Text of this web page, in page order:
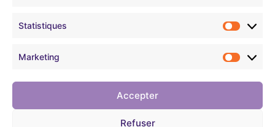
Statistiques
Marketing
Accepter
Refuser
Règlement intérieur
semaines sur les bases des réseaux et de la
intégrer une